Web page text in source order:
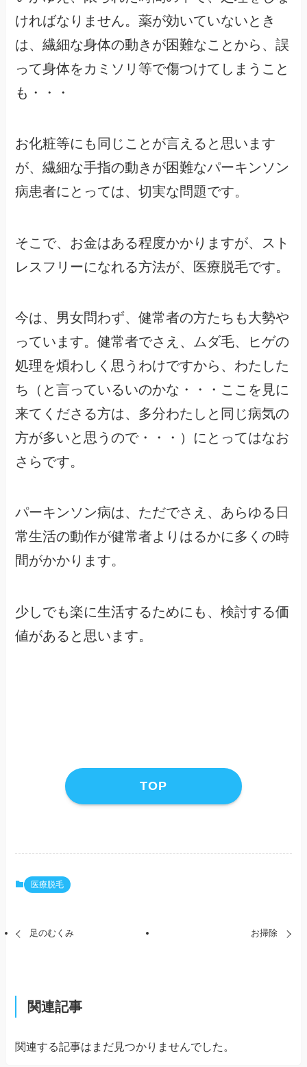
ければなりません。薬が効いていないとき
は、繊細な身体の動きが困難なことから、誤
って身体をカミソリ等で傷つけてしまうこと
も・・・
お化粧等にも同じことが言えると思います
が、繊細な手指の動きが困難なパーキンソン
病患者にとっては、切実な問題です。
そこで、お金はある程度かかりますが、スト
レスフリーになれる方法が、医療脱毛です。
今は、男女問わず、健常者の方たちも大勢や
っています。健常者でさえ、ムダ毛、ヒゲの
処理を煩わしく思うわけですから、わたした
ち（と言っているいのかな・・・ここを見に
来てくださる方は、多分わたしと同じ病気の
方が多いと思うので・・・）にとってはなお
さらです。
パーキンソン病は、ただでさえ、あらゆる日
常生活の動作が健常者よりはるかに多くの時
間がかかります。
少しでも楽に生活するためにも、検討する価
値があると思います。
TOP
医療脱毛
足のむくみ お掃除
関連記事
関連する記事はまだ見つかりませんでした。